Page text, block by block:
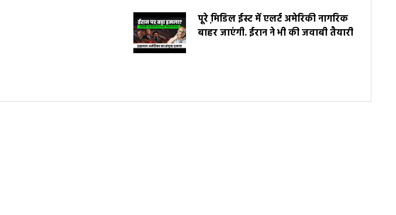
पूरे मि़डिल ईस्ट में एलर्ट अमेरिकी नागरिक
बाहर जाएंगी. ईरान ने भी की जवाबी तैयारी